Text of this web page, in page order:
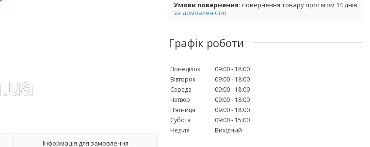
Інформація для замовлення
повернення товару протягом 14 днів
за домовленістю
Графік роботи
Понеділок 09:00
18:00
Вівторок
09:00
18:00
Середа
09:00
18:00
Четвер
09:00
18:00
Пʼятниця
09:00
18:00
Субота
09:00
15:00
Неділя
Вихідний